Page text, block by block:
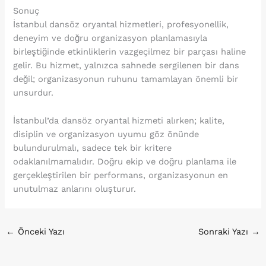
Sonuç
İstanbul dansöz oryantal hizmetleri, profesyonellik,
deneyim ve doğru organizasyon planlamasıyla
birleştiğinde etkinliklerin vazgeçilmez bir parçası haline
gelir. Bu hizmet, yalnızca sahnede sergilenen bir dans
değil; organizasyonun ruhunu tamamlayan önemli bir
unsurdur.
İstanbul’da dansöz oryantal hizmeti alırken; kalite,
disiplin ve organizasyon uyumu göz önünde
bulundurulmalı, sadece tek bir kritere
odaklanılmamalıdır. Doğru ekip ve doğru planlama ile
gerçekleştirilen bir performans, organizasyonun en
unutulmaz anlarını oluşturur.
← Önceki Yazı Sonraki Yazı →